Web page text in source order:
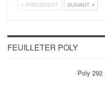
PRÉCÉDENT SUIVANT
FEUILLETER POLY
Poly 292